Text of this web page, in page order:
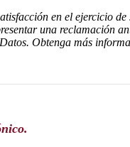
en el ejercicio de
una reclamación
Obtenga más